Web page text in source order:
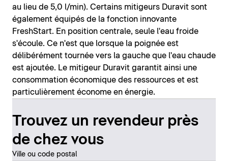
au lieu de 5,0 l/min). Certains mitigeurs Duravit sont
également équipés de la fonction innovante
FreshStart. En position centrale, seule l'eau froide
s'écoule. Ce n'est que lorsque la poignée est
délibérément tournée vers la gauche que l'eau chaude
est ajoutée. Le mitigeur Duravit garantit ainsi une
consommation économique des ressources et est
particulièrement économe en énergie.
Trouvez un revendeur près
de chez vous
Ville ou code postal